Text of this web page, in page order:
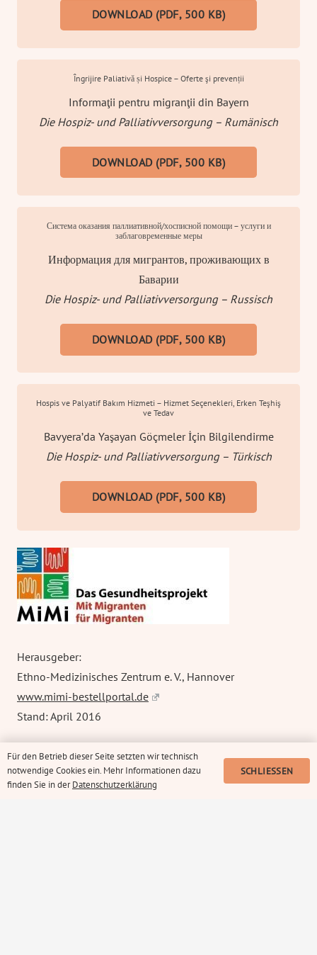
DOWNLOAD (PDF, 500 KB)
Îngrijire Paliativă și Hospice – Oferte şi prevenții
Informaţii pentru migranţii din Bayern
Die Hospiz- und Palliativversorgung – Rumänisch
DOWNLOAD (PDF, 500 KB)
Система оказания паллиативной/хосписной помощи – услуги и
заблаговременные меры
Информация для мигрантов, проживающих в
Баварии
Die Hospiz- und Palliativversorgung – Russisch
DOWNLOAD (PDF, 500 KB)
Hospis ve Palyatif Bakım Hizmeti – Hizmet Seçenekleri, Erken Teşhiş
ve Tedav
Bavyera’da Yaşayan Göçmeler İçin Bilgilendirme
Die Hospiz- und Palliativversorgung – Türkisch
DOWNLOAD (PDF, 500 KB)
Herausgeber:
Ethno-Medizinisches Zentrum e. V., Hannover
www.mimi-bestellportal.de
Stand: April 2016
Für den Betrieb dieser Seite setzten wir technisch
notwendige Cookies ein. Mehr Informationen dazu
finden Sie in derDatenschutzerklärung
SCHLIESSEN